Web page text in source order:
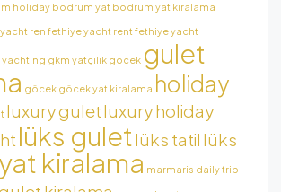
holiday bodrum yat bodrum yat kiralama
ren fethiye yacht rent fethiye yacht
yachting gkm yatçılık gocek gulet
göcek göcek yat kiralama holiday
luxury guletluxury holiday
lüks guletlüks tatil lüks
kiralama marmaris daily trip